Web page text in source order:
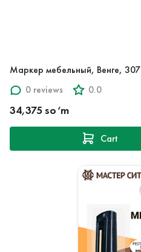
Маркер мебельный, Венге, 307
0 reviews
0.0
34,375 so‘m
Cart